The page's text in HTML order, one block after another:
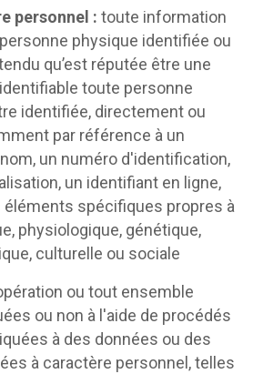
personnel : toute information
physique identifiée ou
qu’est réputée être une
toute personne
identifiée, directement ou
par référence à un
un numéro d'identification,
un identifiant en ligne,
éléments spécifiques propres à
physiologique, génétique,
culturelle ou sociale
ou tout ensemble
ou non à l'aide de procédés
à des données ou des
à caractère personnel, telles